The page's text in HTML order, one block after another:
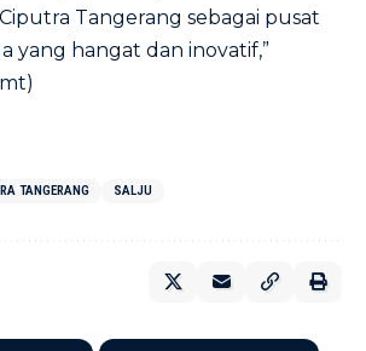
Tangerang sebagai pusat
yang hangat dan inovatif,”
TANGERANG SALJU